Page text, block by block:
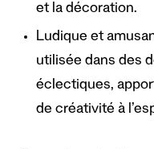
et la décoration.
Ludique et
utilisée dans des
éclectiques,
de créativité à